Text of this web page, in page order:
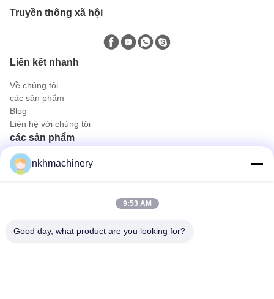
Truyền thông xã hội
Liên kết nhanh
Về chúng tôi
các sản phẩm
Blog
Liên hệ với chúng tôi
các sản phẩm
Tấm lợp mái
Mái lợp ngói
Liên hệ nhanh
nkhmachinery
9:53 AM
Good day, what product are you looking for?